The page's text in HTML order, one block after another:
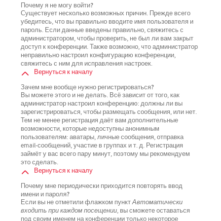
Почему я не могу войти?
Существует несколько возможных причин. Прежде всего
убедитесь, что вы правильно вводите имя пользователя и
пароль. Если данные введены правильно, свяжитесь с
администратором, чтобы проверить, не был ли вам закрыт
доступ к конференции. Также возможно, что администратор
неправильно настроил конфигурацию конференции,
свяжитесь с ним для исправления настроек.
Вернуться к началу
Зачем мне вообще нужно регистрироваться?
Вы можете этого и не делать. Всё зависит от того, как
администратор настроил конференцию: должны ли вы
зарегистрироваться, чтобы размещать сообщения, или нет.
Тем не менее регистрация даёт вам дополнительные
возможности, которые недоступны анонимным
пользователям: аватары, личные сообщения, отправка
email-сообщений, участие в группах и т. д. Регистрация
займёт у вас всего пару минут, поэтому мы рекомендуем
это сделать.
Вернуться к началу
Почему мне периодически приходится повторять ввод
имени и пароля?
Если вы не отметили флажком пунктАвтоматически
входить при каждом посещении, вы сможете оставаться
под своим именем на конференции только некоторое